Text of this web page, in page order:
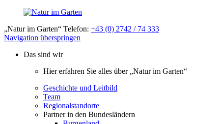
„Natur im Garten“ Telefon: +43 (0) 2742 / 74 333
Navigation überspringen
Das sind wir
Hier erfahren Sie alles über „Natur im Garten“
Geschichte und Leitbild
Team
Regionalstandorte
Partner in den Bundesländern